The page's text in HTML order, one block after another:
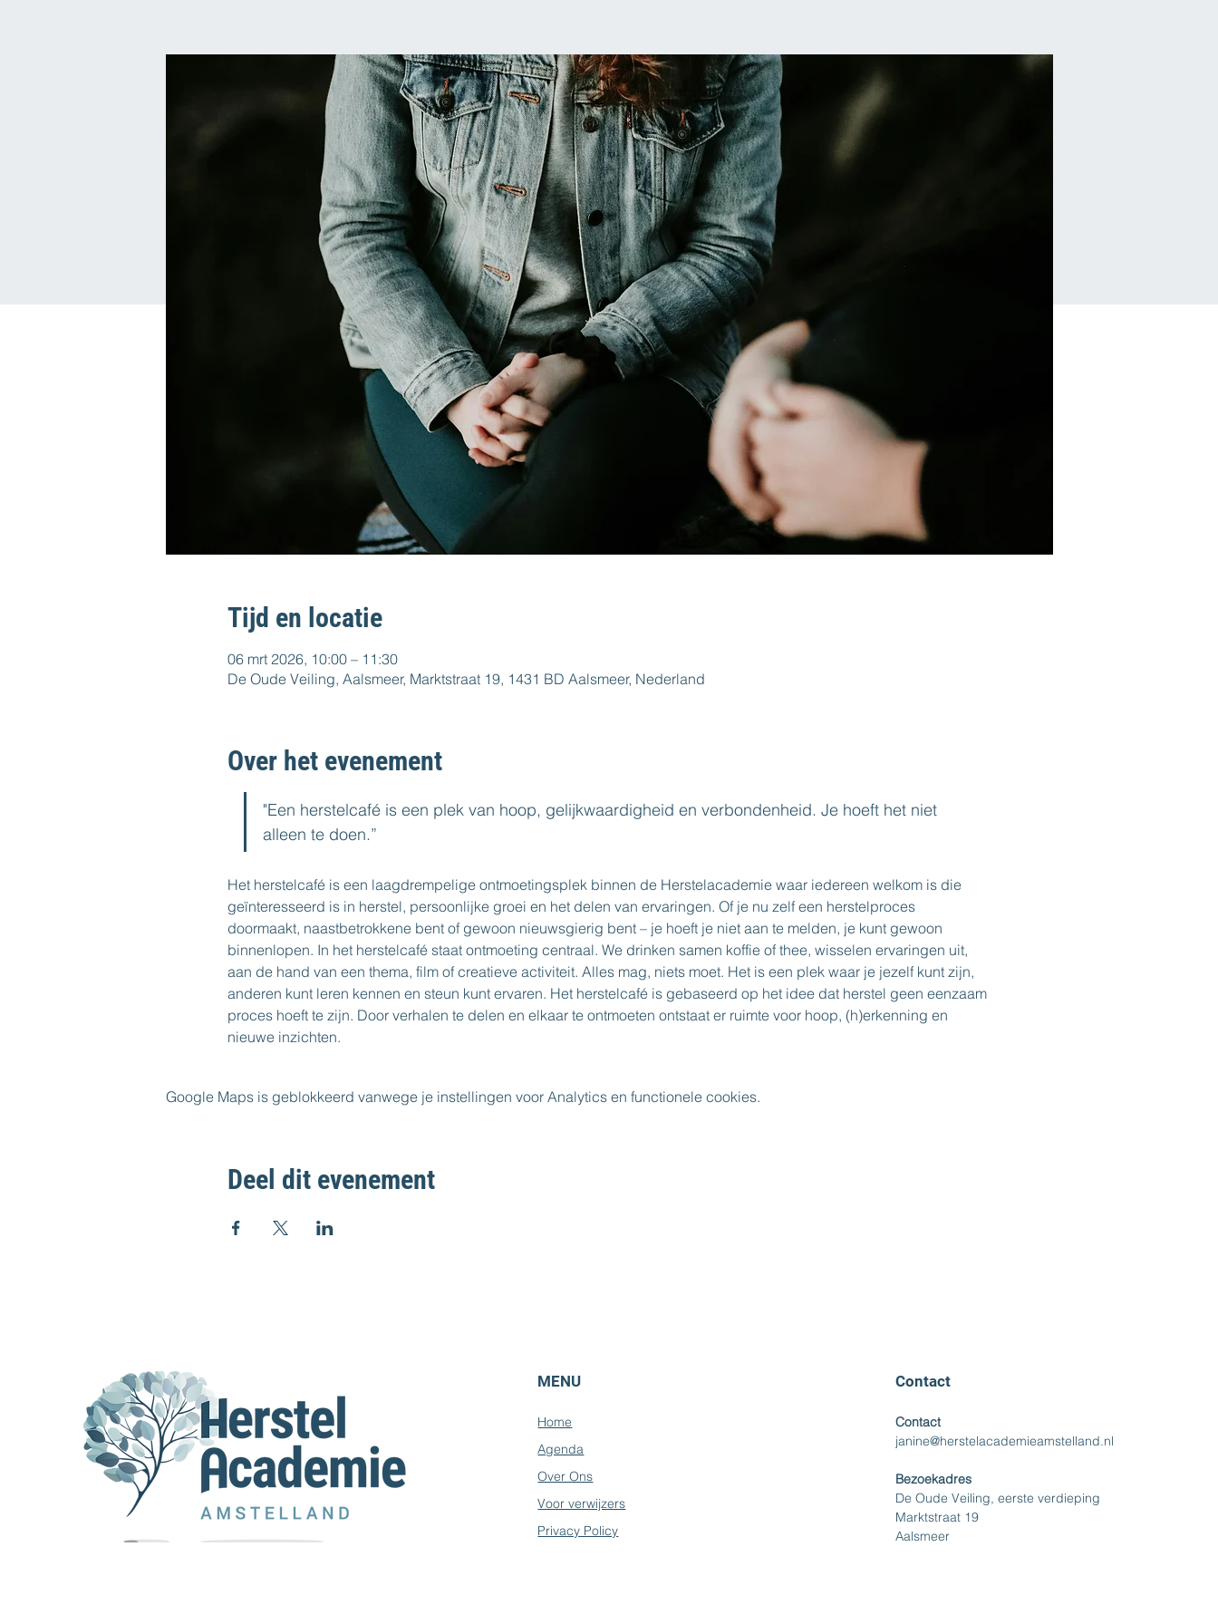
Tijd en locatie
06 mrt 2026, 10:00 – 11:30
De Oude Veiling, Aalsmeer, Marktstraat 19, 1431 BD Aalsmeer, Nederland
Over het evenement
"Een herstelcafé is een plek van hoop, gelijkwaardigheid en verbondenheid. Je hoeft het niet
alleen te doen.”
Het herstelcafé is een laagdrempelige ontmoetingsplek binnen de Herstelacademie waar iedereen welkom is die
geïnteresseerd is in herstel, persoonlijke groei en het delen van ervaringen. Of je nu zelf een herstelproces
doormaakt, naastbetrokkene bent of gewoon nieuwsgierig bent – je hoeft je niet aan te melden, je kunt gewoon
binnenlopen. In het herstelcafé staat ontmoeting centraal. We drinken samen koffie of thee, wisselen ervaringen uit,
aan de hand van een thema, film of creatieve activiteit. Alles mag, niets moet. Het is een plek waar je jezelf kunt zijn,
anderen kunt leren kennen en steun kunt ervaren. Het herstelcafé is gebaseerd op het idee dat herstel geen eenzaam
proces hoeft te zijn. Door verhalen te delen en elkaar te ontmoeten ontstaat er ruimte voor hoop, (h)erkenning en
nieuwe inzichten.
Google Maps is geblokkeerd vanwege je instellingen voor Analytics en functionele cookies.
Deel dit evenement
MENU
Home
Agenda
Over Ons
Voor verwijzers
Privacy Policy
Contact
Contact
janine@herstelacademieamstelland.nl
Bezoekadres
De Oude Veiling, eerste verdieping
Marktstraat 19
Aalsmeer